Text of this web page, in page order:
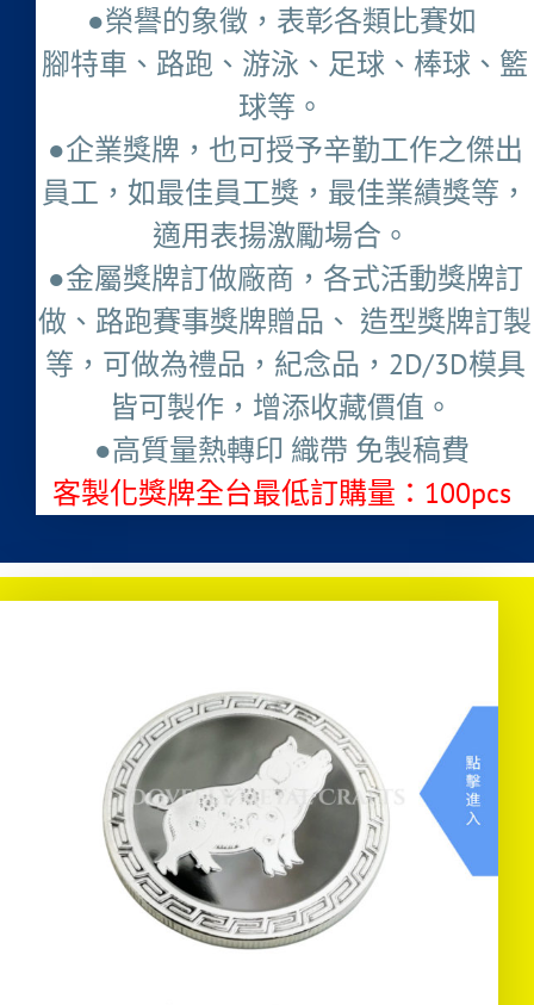
●榮譽的象徵，表彰各類比賽如
腳特車、路跑、游泳、足球、棒球、籃
球等。
●企業獎牌，也可授予辛勤工作之傑出
員工，如最佳員工獎，最佳業績獎等，
適用表揚激勵場合。
●金屬獎牌訂做廠商，各式活動獎牌訂
做、路跑賽事獎牌贈品、 造型獎牌訂製
等，可做為禮品，紀念品，2D/3D模具
皆可製作，增添收藏價值。
●高質量熱轉印 織帶 免製稿費
客製化獎牌全台最低訂購量：100pcs ​